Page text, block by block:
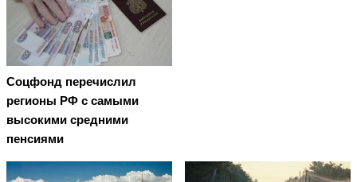
Соцфонд перечислил
регионы РФ с самыми
высокими средними
пенсиями